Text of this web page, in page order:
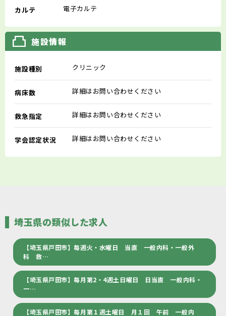
カルテ 電子カルテ
施設情報
施設種別 クリニック
病床数 詳細はお問い合わせください
救急指定 詳細はお問い合わせください
学会認定状況 詳細はお問い合わせください
埼玉県の類似した求人
【埼玉県戸田市】毎週火・水曜日 当直 一般内科・一般外
科 救…
【埼玉県戸田市】毎月第2・4週土日曜日 日当直 一般内科・
一…
【埼玉県戸田市】毎月第１週土曜日 月１回 午前 一般内